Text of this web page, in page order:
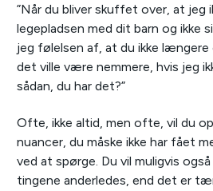
”Når du bliver skuffet over, at jeg
legepladsen med dit barn og ikke
jeg følelsen af, at du ikke længere
det ville være nemmere, hvis jeg
sådan, du har det?”
Ofte, ikke altid, men ofte, vil du
nuancer, du måske ikke har fået
ved at spørge. Du vil muligvis
tingene anderledes, end det er